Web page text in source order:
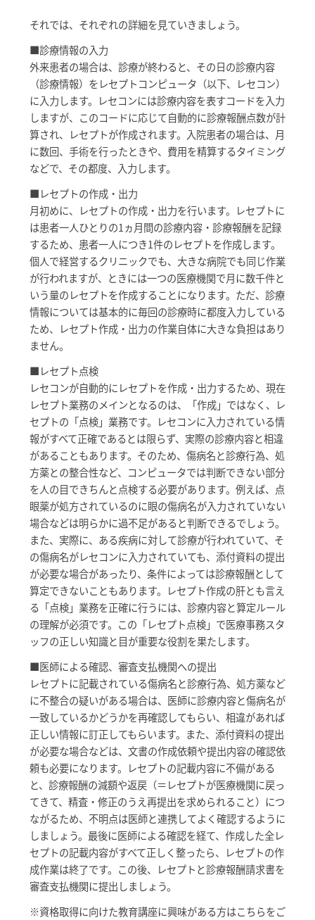
それでは、それぞれの詳細を見ていきましょう。
■診療情報の入力
外来患者の場合は、診療が終わると、その日の診療内容
（診療情報）をレセプトコンピュータ（以下、レセコン）
に入力します。レセコンには診療内容を表すコードを入力
しますが、このコードに応じて自動的に診療報酬点数が計
算され、レセプトが作成されます。入院患者の場合は、月
に数回、手術を行ったときや、費用を精算するタイミング
などで、その都度、入力します。
■レセプトの作成・出力
月初めに、レセプトの作成・出力を行います。レセプトに
は患者一人ひとりの1ヵ月間の診療内容・診療報酬を記録
するため、患者一人につき1件のレセプトを作成します。
個人で経営するクリニックでも、大きな病院でも同じ作業
が行われますが、ときには一つの医療機関で月に数千件と
いう量のレセプトを作成することになります。ただ、診療
情報については基本的に毎回の診療時に都度入力している
ため、レセプト作成・出力の作業自体に大きな負担はあり
ません。
■レセプト点検
レセコンが自動的にレセプトを作成・出力するため、現在
レセプト業務のメインとなるのは、「作成」ではなく、レ
セプトの「点検」業務です。レセコンに入力されている情
報がすべて正確であるとは限らず、実際の診療内容と相違
があることもあります。そのため、傷病名と診療行為、処
方薬との整合性など、コンピュータでは判断できない部分
を人の目できちんと点検する必要があります。例えば、点
眼薬が処方されているのに眼の傷病名が入力されていない
場合などは明らかに過不足があると判断できるでしょう。
また、実際に、ある疾病に対して診療が行われていて、そ
の傷病名がレセコンに入力されていても、添付資料の提出
が必要な場合があったり、条件によっては診療報酬として
算定できないこともあります。レセプト作成の肝とも言え
る「点検」業務を正確に行うには、診療内容と算定ルール
の理解が必須です。この「レセプト点検」で医療事務スタ
ッフの正しい知識と目が重要な役割を果たします。
■医師による確認、審査支払機関への提出
レセプトに記載されている傷病名と診療行為、処方薬など
に不整合の疑いがある場合は、医師に診療内容と傷病名が
一致しているかどうかを再確認してもらい、相違があれば
正しい情報に訂正してもらいます。また、添付資料の提出
が必要な場合などは、文書の作成依頼や提出内容の確認依
頼も必要になります。レセプトの記載内容に不備がある
と、診療報酬の減額や返戻（＝レセプトが医療機関に戻っ
てきて、精査・修正のうえ再提出を求められること）につ
ながるため、不明点は医師と連携してよく確認するように
しましょう。最後に医師による確認を経て、作成した全レ
セプトの記載内容がすべて正しく整ったら、レセプトの作
成作業は終了です。この後、レセプトと診療報酬請求書を
審査支払機関に提出しましょう。
※資格取得に向けた教育講座に興味がある方はこちらをご